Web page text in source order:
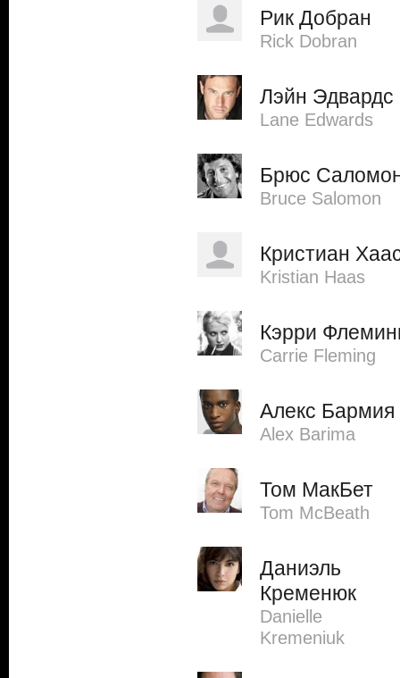
Рик Добран
Rick Dobran
Лэйн Эдвардс
Lane Edwards
Брюс
Bruce Salomon
Кристиан
Kristian Haas
Кэрри
Carrie Fleming
Алекс Бармия
Alex Barima
Том МакБет
Tom McBeath
Даниэль
Кременюк
Danielle
Kremeniuk